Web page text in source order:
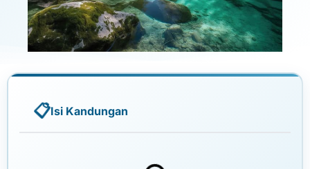
Isi Kandungan